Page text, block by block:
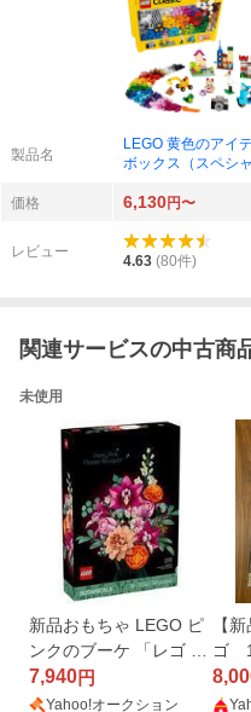
製品名
LEGO 黄色のアイ
ボックス（スペシャ
価格
6,130円〜
レビュー
4.63 (80件)
関連サービスの中古商
未使用
新品おもちゃ LEGO ピ
ンクのブーケ 「レゴ ボ
タニカルコレクショ
ン」 10342
7,940円
Yahoo!オークション
【
ゴ
ーケ